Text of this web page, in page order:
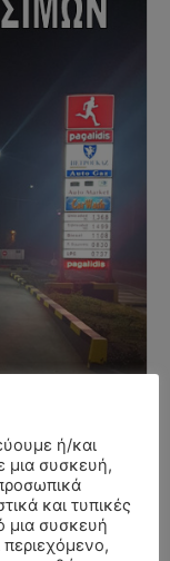
ή/και
μια συσκευή,
και τυπικές
μια συσκευή
περιεχόμενο,